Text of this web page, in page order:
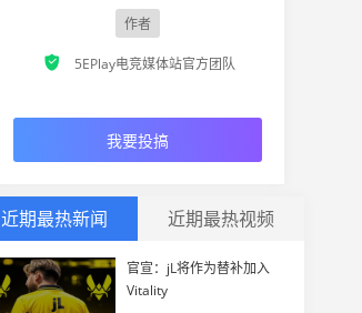
作者
 5EPlay电竞媒体站官方团队
我要投搞
近期最热新闻 近期最热视频
官宣：jL将作为替补加入
Vitality